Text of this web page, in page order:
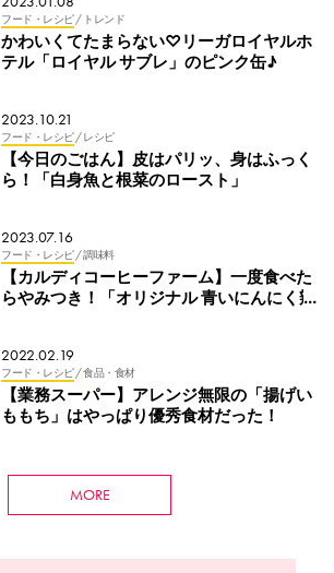
フード・レシピ/ トレンド
かわいくてたまらない♡リーガロイヤルホ
テル「ロイヤル サブレ」のピンク缶♪
2023.10.21
フード・レシピ/ レシピ
【今日のごはん】皮はパリッ、身はふっく
ら！「白身魚と根菜のロースト」
2023.07.16
フード・レシピ/ 調味料
【カルディコーヒーファーム】一度食べた
らやみつき！「オリジナル 青いにんにく辣
2022.02.19
フード・レシピ/ 食品・食材
【業務スーパー】アレンジ無限の「揚げい
ももち」はやっぱり優秀食材だった！
MORE